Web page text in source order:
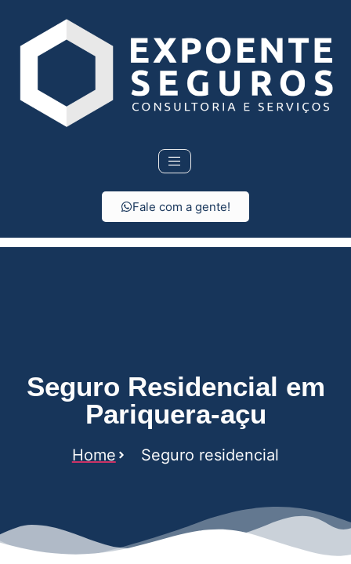
Fale com a gente!
Seguro Residencial em
Pariquera-açu
Home Seguro residencial